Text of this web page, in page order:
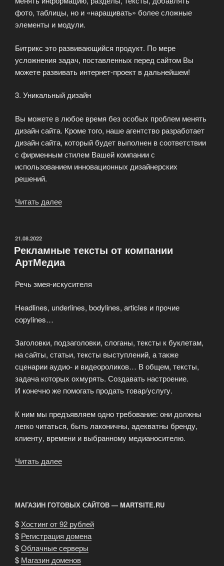
фото, таблицы, но и «наращивать» более сложные
элементы и модули.
Битрикс это развивающийся продукт. По мере
усложнения задач, поставленных перед сайтом Вы
можете развивать интернет-проект в дальнейшем!
3. Уникальный дизайн
Вы можете в любое время без особых проблем менять
дизайн сайта. Кроме того, наше агентство разработает
дизайн сайта, который будет выполнен в соответствии
с фирменным стилем Вашей компании с
использованием инновационных дизайнерских
решений.
Читать далее
сайтов»
ОПУБЛИКОВАНО
21.08.2022
Рекламные тексты от компании
АртМедиа
Речь змея-искусителя
Headlines, underlines, bodylines, articles и прочие
copylines…
Заголовки, подзаголовки, слоганы, тексты к буклетам,
на сайты, статьи, тексты выступлений, а также
сценарии аудио- и видеороликов… В общем, тексты,
задача которых охмурять. Создавать настроение.
И конечно же помогать продать товар/услугу.
К ним мы предъявляем одно требование: они должны
легко читаться, быть лаконичны, адекватны бренду,
клиенту, времени и выбранному медианосителю.
Читать далее
АртМедиа»
МАГАЗИН ГОТОВЫХ САЙТОВ — MARTSITE.RU
$Хостинг от 92 рублей
$ Регистрация домена
$Облачные серверы
$ Магазин доменов